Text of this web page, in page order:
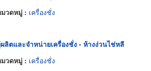
วดหมู่ : เครื่องชั่ง
ลิตและจำหน่ายเครื่องชั่ง - ห้างง่วนไช่หลี
วดหมู่ : เครื่องชั่ง